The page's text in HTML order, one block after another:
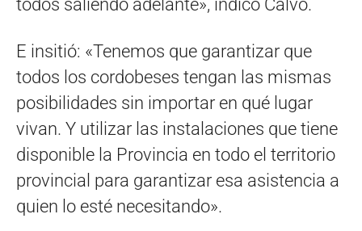
todos saliendo adelante», indicó Calvo.
E insitió: «Tenemos que garantizar que
todos los cordobeses tengan las mismas
posibilidades sin importar en qué lugar
vivan. Y utilizar las instalaciones que tiene
disponible la Provincia en todo el territorio
provincial para garantizar esa asistencia a
quien lo esté necesitando».